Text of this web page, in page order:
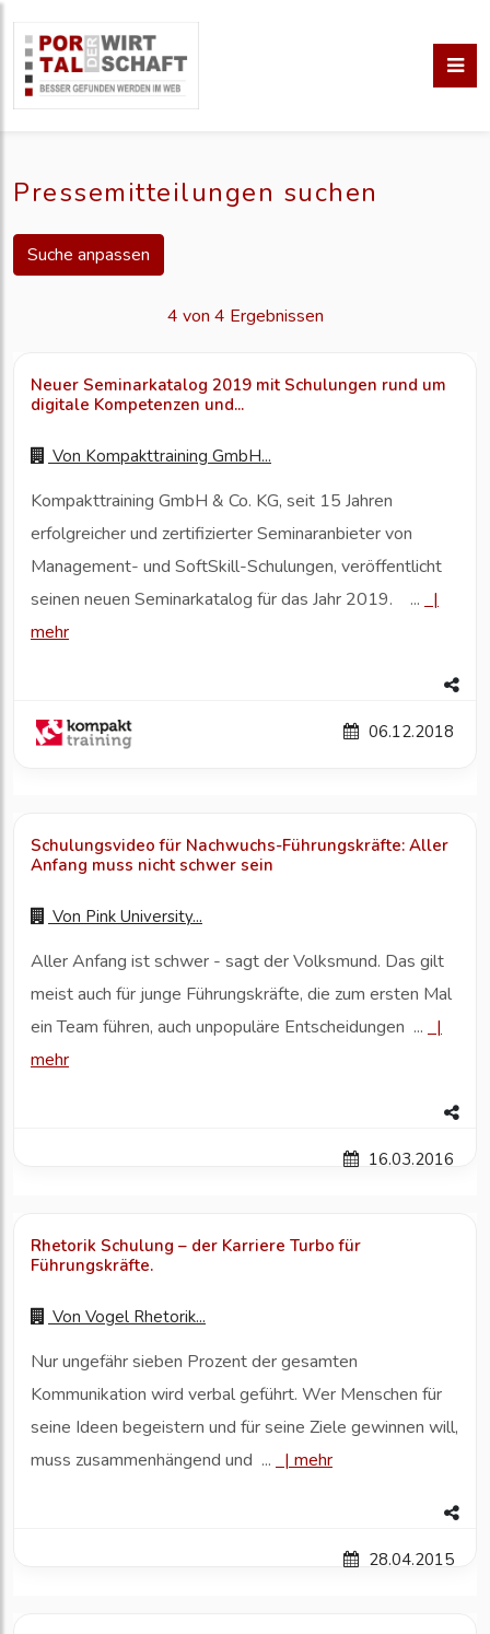
Pressemitteilungen suchen
Suche anpassen
4 von 4 Ergebnissen
Neuer Seminarkatalog 2019 mit Schulungen rund um
digitale Kompetenzen und...
Von Kompakttraining GmbH...
Kompakttraining GmbH & Co. KG, seit 15 Jahren
erfolgreicher und zertifizierter Seminaranbieter von
Management- und SoftSkill-Schulungen, veröffentlicht
seinen neuen Seminarkatalog für das Jahr 2019. ...
|
mehr
06.12.2018
Schulungsvideo für Nachwuchs-Führungskräfte: Aller
Anfang muss nicht schwer sein
Von Pink University...
Aller Anfang ist schwer - sagt der Volksmund. Das gilt
meist auch für junge Führungskräfte, die zum ersten Mal
ein Team führen, auch unpopuläre Entscheidungen ...
|
mehr
16.03.2016
Rhetorik Schulung – der Karriere Turbo für
Führungskräfte.
Von Vogel Rhetorik...
Nur ungefähr sieben Prozent der gesamten
Kommunikation wird verbal geführt. Wer Menschen für
seine Ideen begeistern und für seine Ziele gewinnen will,
muss zusammenhängend und ...
| mehr
28.04.2015